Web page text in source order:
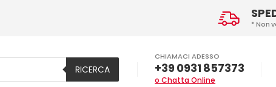
* Non
RICERCA
CHIAMACI ADESSO
+39 0931 857373
o Chatta Online